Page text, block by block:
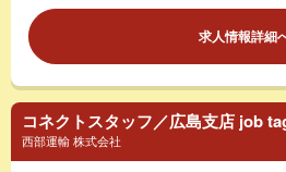
求人情報詳細
コネクトスタッフ／広島支店 job
西部運輸 株式会社